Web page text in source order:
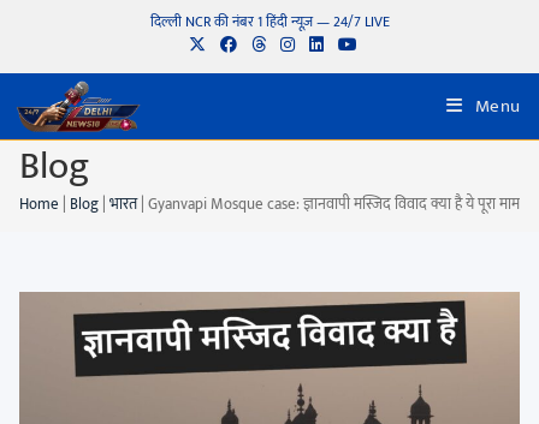
दिल्ली NCR की नंबर 1 हिंदी न्यूज़ — 24/7 LIVE
Menu
Blog
Home | Blog|भारत|Gyanvapi Mosque case: ज्ञानवापी मस्जिद विवाद क्या है ये पूरा